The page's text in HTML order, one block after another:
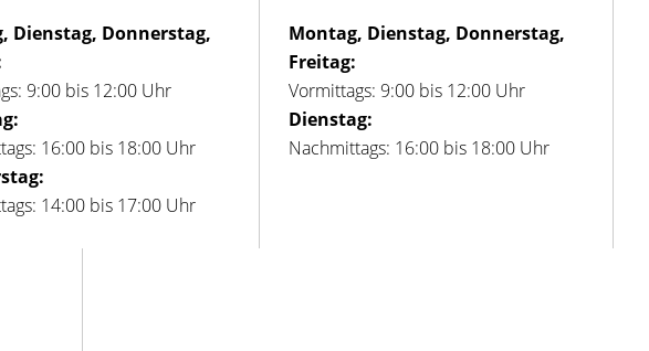
Dienstag, Donnerstag,
9:00 bis 12:00 Uhr
16:00 bis 18:00 Uhr
14:00 bis 17:00 Uhr
Montag, Dienstag, Donnerstag,
Freitag:
Vormittags: 9:00 bis 12:00 Uhr
Dienstag:
Nachmittags: 16:00 bis 18:00 Uhr